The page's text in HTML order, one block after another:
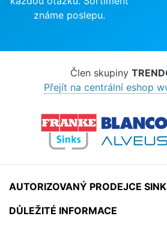
známe poslepu.
Člen skupiny
Přejít na centrální eshop
AUTORIZOVANÝ PRODEJCE
DŮLEŽITÉ INFORMACE